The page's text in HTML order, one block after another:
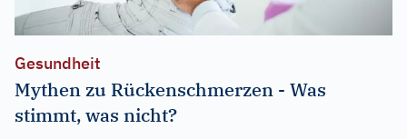
Gesundheit
Mythen zu Rückenschmerzen - Was
stimmt, was nicht?